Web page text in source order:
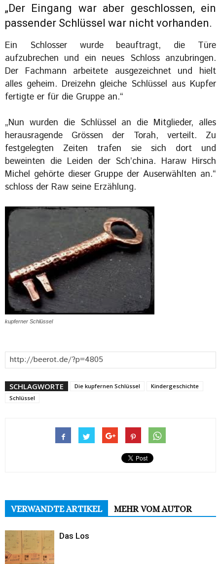
„Der Eingang war aber geschlossen, ein
passender Schlüssel war nicht vorhanden.
Ein Schlosser wurde beauftragt, die Türe
aufzubrechen und ein neues Schloss anzubringen.
Der Fachmann arbeitete ausgezeichnet und hielt
alles geheim. Dreizehn gleiche Schlüssel aus Kupfer
fertigte er für die Gruppe an.“
„Nun wurden die Schlüssel an die Mitglieder, alles
herausragende Grössen der Torah, verteilt. Zu
festgelegten Zeiten trafen sie sich dort und
beweinten die Leiden der Sch’china. Haraw Hirsch
Michel gehörte dieser Gruppe der Auserwählten an.“
schloss der Raw seine Erzählung.
kupferner Schlüssel
SCHLAGWORTE Die kupfernen Schlüssel
Kindergeschichte
Schlüssel
VERWANDTE ARTIKEL MEHR VOM AUTOR
Das Los